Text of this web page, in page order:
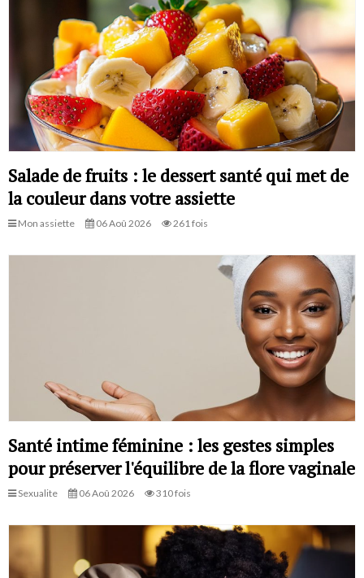
Salade de fruits : le dessert santé qui met de
la couleur dans votre assiette
Mon assiette 06 Aoû 2026 261 fois
Santé intime féminine : les gestes simples
pour préserver l'équilibre de la flore vaginale
Sexualite 06 Aoû 2026 310 fois